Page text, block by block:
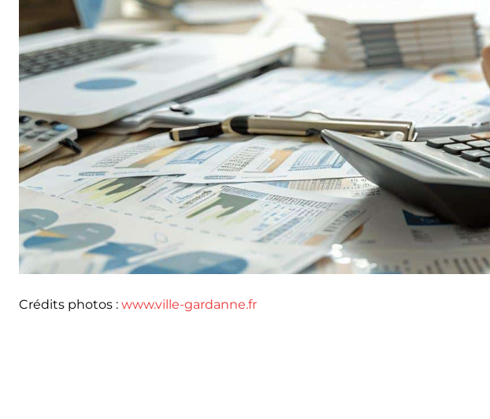
Crédits photos : www.ville-gardanne.fr